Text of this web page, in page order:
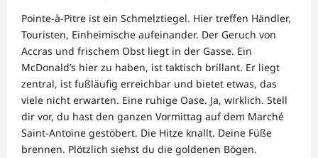
Pointe-à-Pitre ist ein Schmelztiegel. Hier treffen Händler,
Touristen, Einheimische aufeinander. Der Geruch von
Accras und frischem Obst liegt in der Gasse. Ein
McDonald’s hier zu haben, ist taktisch brillant. Er liegt
zentral, ist fußläufig erreichbar und bietet etwas, das
viele nicht erwarten. Eine ruhige Oase. Ja, wirklich. Stell
dir vor, du hast den ganzen Vormittag auf dem Marché
Saint-Antoine gestöbert. Die Hitze knallt. Deine Füße
brennen. Plötzlich siehst du die goldenen Bögen.